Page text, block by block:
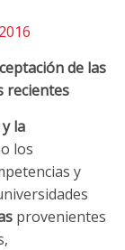
de las
recientes
la
los
y
provenientes